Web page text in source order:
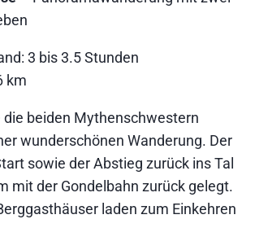
3 bis 3.5 Stunden
km
die beiden Mythenschwestern
wunderschönen Wanderung. Der
sowie der Abstieg zurück ins Tal
mit der Gondelbahn zurück gelegt.
laden zum Einkehren